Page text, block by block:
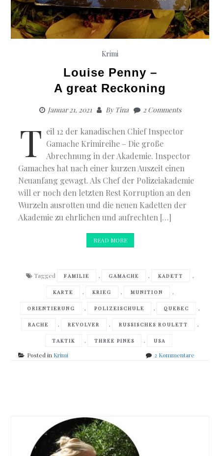
Krimi
Louise Penny –
A great Reckoning
Januar 21, 2021 ByTina 2 Comments
T eil 12 der kanadischen Chief Inspector
Gamache Krimireihe – Die große
Abrechnung in der Akademie. Inspector
Gamaches hat nach einer kurzen Auszeit einen
Neuanfang gewagt. Als Chef der Polizeiakademie
will er noch den letzten Rest Korruption an den
Wurzeln ausrotten und die neuen Kadetten der
Akademie zu ehrlichen und aufrechten […]
READ MORE
Tagged FAMILIE , GAMACHE , KADETT ,
KARTE , KRIEG , MUNITION ,
ORIENTIERUNG , POLIZEISCHULE , QUEBEC ,
RACHE , REVOLVER , RUSSISCHES ROULETT ,
TAKTIK , THREE PINES , USA
Posted in Krimi 2 Kommentarezu
navigation